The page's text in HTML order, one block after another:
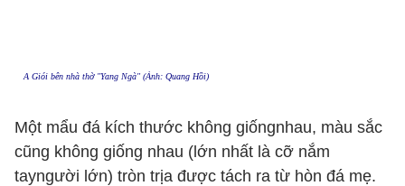
A Giói bên nhà thờ "Yang Ngà" (Ảnh: Quang Hồi)
Một mẩu đá kích thước không giốngnhau, màu sắc
cũng không giống nhau (lớn nhất là cỡ nắm
tayngười lớn) tròn trịa được tách ra từ hòn đá mẹ.